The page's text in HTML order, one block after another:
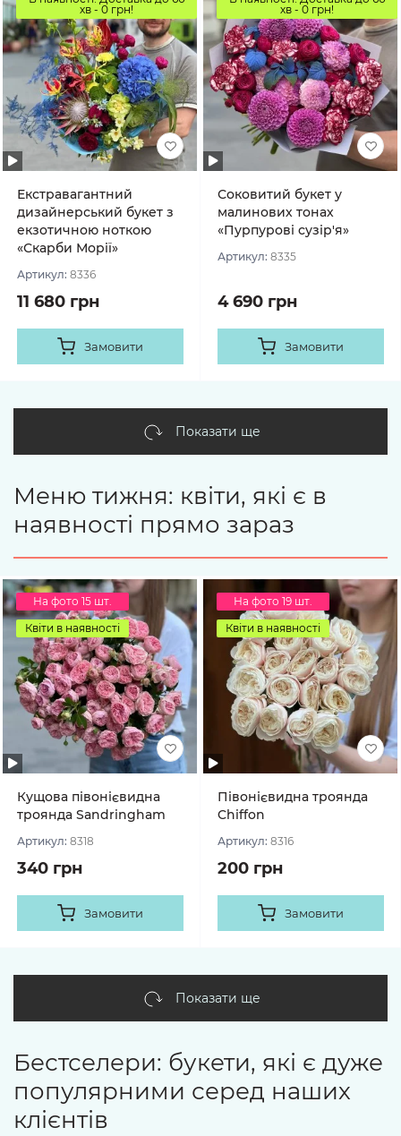
хв - 0 грн!
Екстравагантний
дизайнерський букет з
екзотичною ноткою
«Скарби Морії»
Артикул: 8336
11 680 грн
Замовити
хв - 0 грн!
Соковитий букет у
малинових тонах
«Пурпурові сузір'я»
Артикул: 8335
4 690 грн
Замовити
Показати ще
Меню тижня: квіти, які є в
наявності прямо зараз
На фото 15 шт.
Квіти в наявності
Кущова півонієвидна
троянда Sandringham
Артикул: 8318
340 грн
Замовити
На фото 19 шт.
Квіти в наявності
Півонієвидна троянда
Chiffon
Артикул: 8316
200 грн
Замовити
Показати ще
Бестселери: букети, які є дуже
популярними серед наших
клієнтів